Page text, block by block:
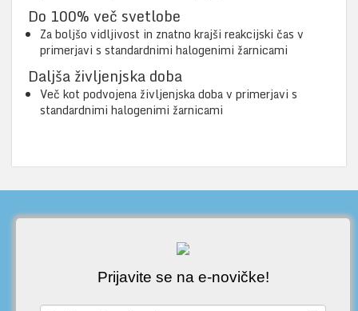
Do 100% več svetlobe
Za boljšo vidljivost in znatno krajši reakcijski čas v
primerjavi s standardnimi halogenimi žarnicami
Daljša življenjska doba
Več kot podvojena življenjska doba v primerjavi s
standardnimi halogenimi žarnicami
Prijavite se na e-novičke!